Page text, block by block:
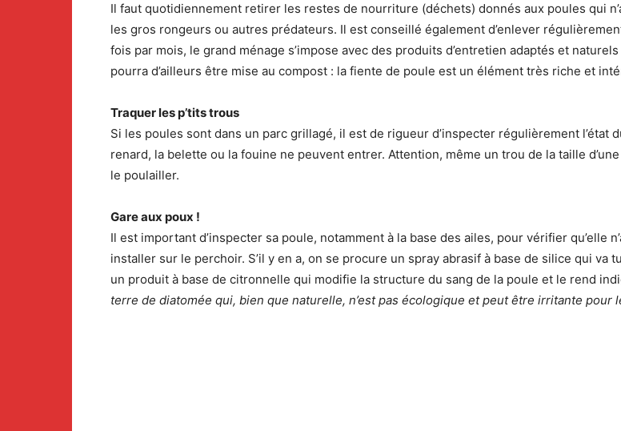
Il faut quotidiennement retirer les restes de nourriture (déchets) donnés aux poules qui
les gros rongeurs ou autres prédateurs. Il est conseillé également d’enlever
fois par mois, le grand ménage s’impose avec des produits d’entretien adaptés et
pourra d’ailleurs être mise au compost : la fiente de poule est un élément très riche et
Traquer les p’tits trous
Si les poules sont dans un parc grillagé, il est de rigueur d’inspecter régulièrement l’état
renard, la belette ou la fouine ne peuvent entrer. Attention, même un trou de la taille
le poulailler.
Gare aux poux !
Il est important d’inspecter sa poule, notamment à la base des ailes, pour vérifier qu’elle
installer sur le perchoir. S’il y en a, on se procure un spray abrasif à base de silice qui
un produit à base de citronnelle qui modifie la structure du sang de la poule et le rend
terre de diatomée qui, bien que naturelle, n’est pas écologique et peut être irritante pour